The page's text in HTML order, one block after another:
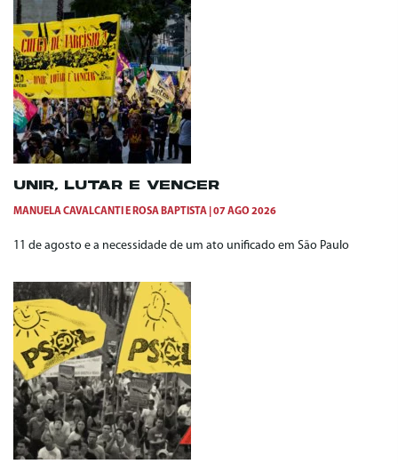
UNIR, LUTAR E VENCER
MANUELA CAVALCANTI E ROSA BAPTISTA 07 AGO 2026
11 de agosto e a necessidade de um ato unificado em São Paulo